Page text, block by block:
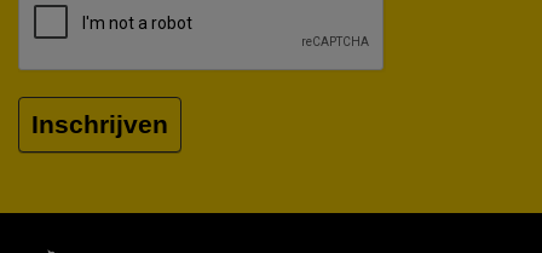
Inschrijven